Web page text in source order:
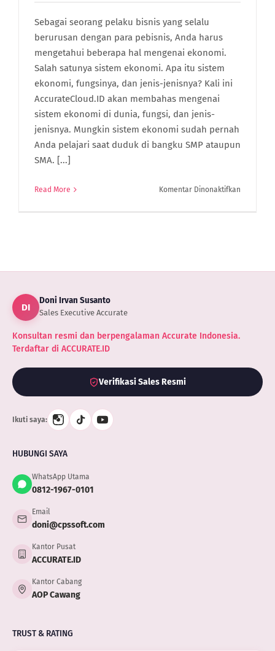
Sebagai seorang pelaku bisnis yang selalu
berurusan dengan para pebisnis, Anda harus
mengetahui beberapa hal mengenai ekonomi.
Salah satunya sistem ekonomi. Apa itu sistem
ekonomi, fungsinya, dan jenis-jenisnya? Kali ini
AccurateCloud.ID akan membahas mengenai
sistem ekonomi di dunia, fungsi, dan jenis-
jenisnya. Mungkin sistem ekonomi sudah pernah
Anda pelajari saat duduk di bangku SMP ataupun
SMA. [...]
Read More Komentar Dinonaktifkan
DI
Doni Irvan Susanto
Sales Executive Accurate
Konsultan resmi dan berpengalaman Accurate Indonesia.
Terdaftar di ACCURATE.ID
Verifikasi Sales Resmi
Ikuti saya:
HUBUNGI SAYA
WhatsApp Utama
0812-1967-0101
Email
doni@cpssoft.com
Kantor Pusat
ACCURATE.ID
Kantor Cabang
AOP Cawang
TRUST & RATING